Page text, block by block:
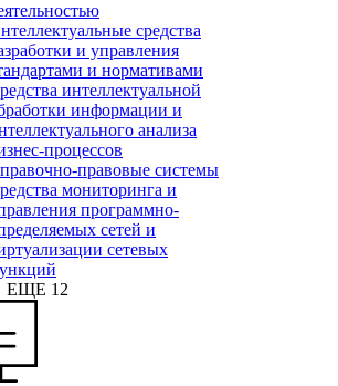
средства
и управления
и нормативами
интеллектуальной
информации и
анализа
процессов
правовые системы
мониторинга и
программно-
сетей и
сетевых
ЕЩЕ 12